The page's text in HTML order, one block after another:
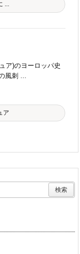
...
)のヨーロッパ史
刺 ...
ア